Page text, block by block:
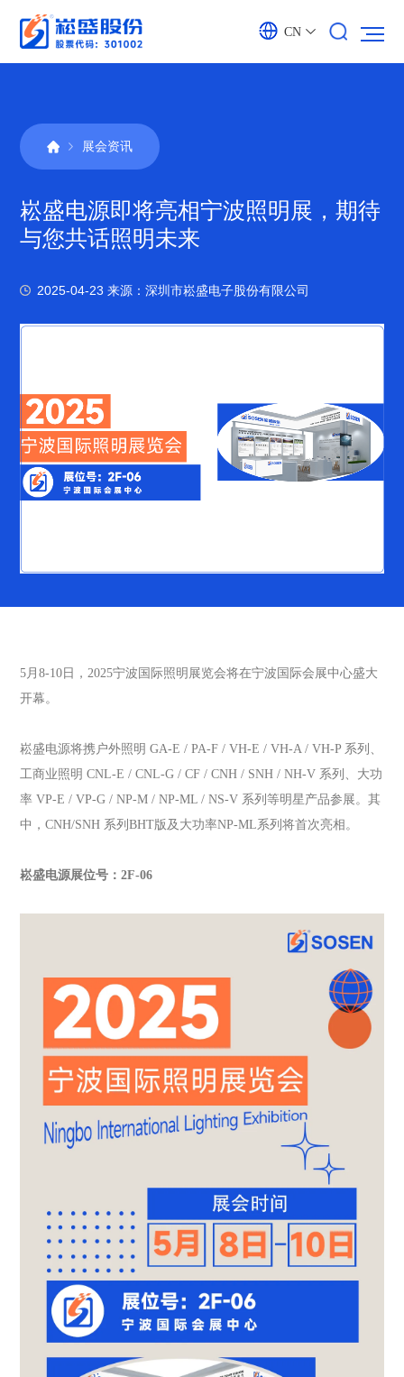
CN
展会资讯
崧盛电源即将亮相宁波照明展，期待
与您共话照明未来​
2025-04-23 来源：深圳市崧盛电子股份有限公司
5月8-10日，2025宁波国际照明展览会将在宁波国际会展中心盛大
开幕。
崧盛电源将携户外照明 GA-E / PA-F / VH-E / VH-A / VH-P 系列、
工商业照明 CNL-E / CNL-G / CF / CNH / SNH / NH-V 系列、大功
率 VP-E / VP-G / NP-M / NP-ML / NS-V 系列等明星产品参展。其
中，CNH/SNH 系列BHT版及大功率NP-ML系列将首次亮相。
崧盛电源展位号：2F-06